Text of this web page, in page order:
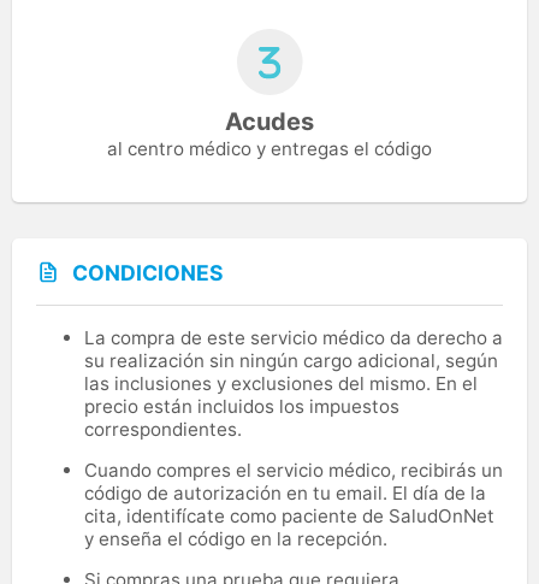
Acudes
al centro médico y entregas el código
CONDICIONES
La compra de este servicio médico da derecho a
su realización sin ningún cargo adicional, según
las inclusiones y exclusiones del mismo. En el
precio están incluidos los impuestos
correspondientes.
Cuando compres el servicio médico, recibirás un
código de autorización en tu email. El día de la
cita, identifícate como paciente de SaludOnNet
y enseña el código en la recepción.